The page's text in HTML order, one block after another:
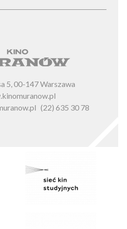
5, 00-147 Warszawa
(22) 635 30 78